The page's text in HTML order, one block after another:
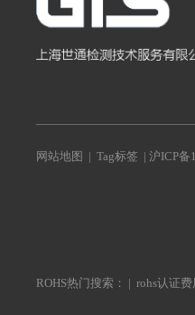
网站地图 |Tag标签 |沪ICP备
ROHS热门搜索： |rohs认证费